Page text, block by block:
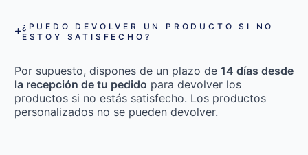
¿PUEDO DEVOLVER UN PRODUCTO SI NO
ESTOY SATISFECHO?
Por supuesto, dispones de un plazo de 14 días desde
la recepción de tu pedido para devolver los
productos si no estás satisfecho. Los productos
personalizados no se pueden devolver.